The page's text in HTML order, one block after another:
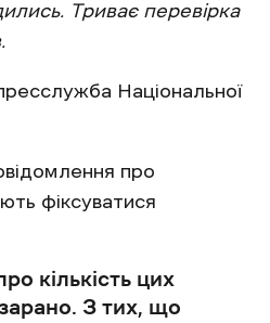
Триває перевірка
Національної
про
фіксуватися
кількість цих
З тих, що